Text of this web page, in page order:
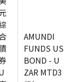
AMUNDI
FUNDS US
BOND - U
ZAR MTD3